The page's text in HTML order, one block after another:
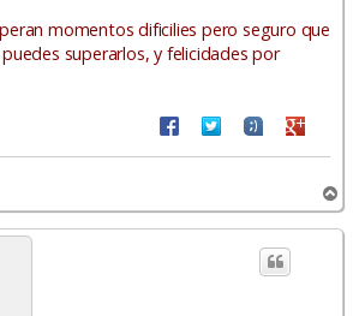
momentos dificilies pero seguro que
superarlos, y felicidades por
r
r